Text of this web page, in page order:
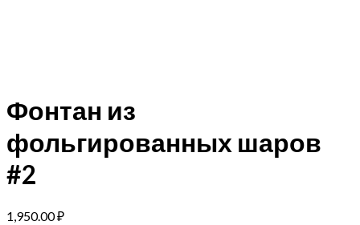
Фонтан из
фольгированных шаров
#2
1,950.00₽